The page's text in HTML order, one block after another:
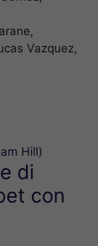
Vazquez,
Hill)
di
con